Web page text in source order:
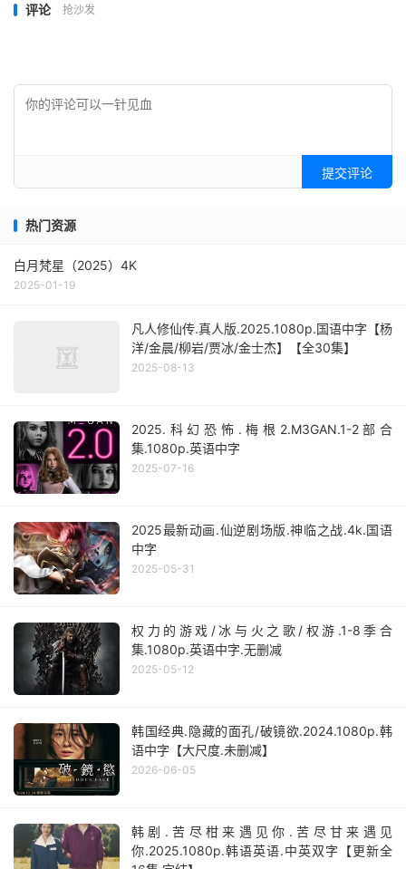
评论 抢沙发
提交评论
热门资源
白月梵星（2025）4K
2025-01-19
凡人修仙传.真人版.2025.1080p.国语中字【杨
洋/金晨/柳岩/贾冰/金士杰】【全30集】
2025-08-13
2025.科幻恐怖.梅根2.M3GAN.1-2部合
集.1080p.英语中字
2025-07-16
2025最新动画.仙逆剧场版.神临之战.4k.国语
中字
2025-05-31
权力的游戏/冰与火之歌/权游.1-8季合
集.1080p.英语中字.无删减
2025-05-12
韩国经典.隐藏的面孔/破镜欲.2024.1080p.韩
语中字【大尺度.未删减】
2026-06-05
韩剧.苦尽柑来遇见你.苦尽甘来遇见
你.2025.1080p.韩语英语.中英双字【更新全